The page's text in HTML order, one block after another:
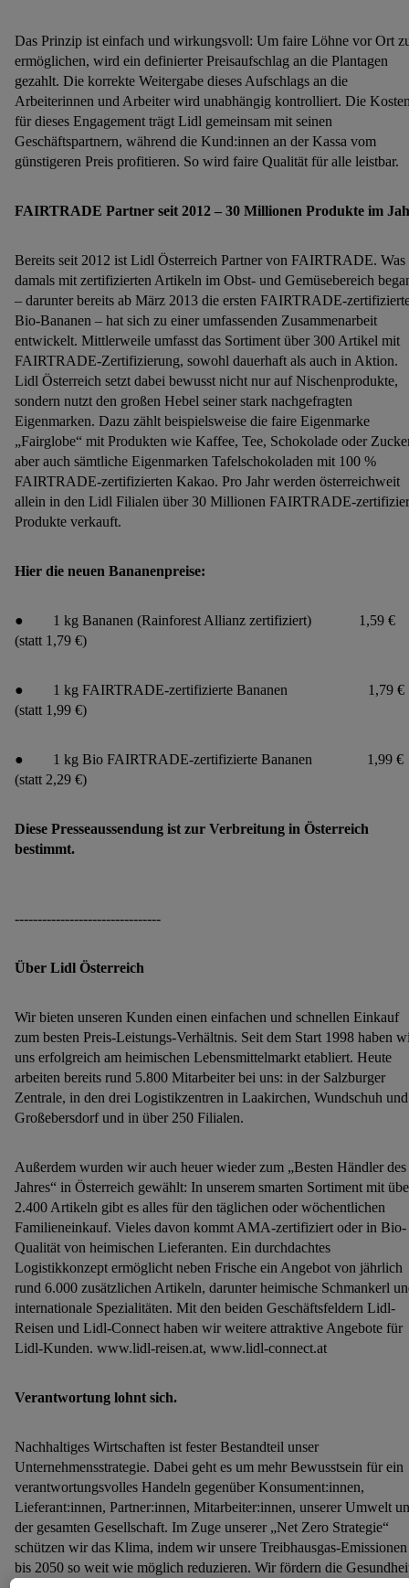
Das Prinzip ist einfach und wirkungsvoll: Um faire Löhne vor Ort
ermöglichen, wird ein definierter Preisaufschlag an die Plantagen
gezahlt. Die korrekte Weitergabe dieses Aufschlags an die
Arbeiterinnen und Arbeiter wird unabhängig kontrolliert. Die
für dieses Engagement trägt Lidl gemeinsam mit seinen
Geschäftspartnern, während die Kund:innen an der Kassa vom
günstigeren Preis profitieren. So wird faire Qualität für alle leistbar.
FAIRTRADE Partner seit 2012 – 30 Millionen Produkte im
Bereits seit 2012 ist Lidl Österreich Partner von FAIRTRADE. Was
damals mit zertifizierten Artikeln im Obst- und Gemüsebereich
– darunter bereits ab März 2013 die ersten FAIRTRADE-
Bio-Bananen – hat sich zu einer umfassenden Zusammenarbeit
entwickelt. Mittlerweile umfasst das Sortiment über 300 Artikel mit
FAIRTRADE-Zertifizierung, sowohl dauerhaft als auch in Aktion.
Lidl Österreich setzt dabei bewusst nicht nur auf Nischenprodukte,
sondern nutzt den großen Hebel seiner stark nachgefragten
Eigenmarken. Dazu zählt beispielsweise die faire Eigenmarke
„Fairglobe“ mit Produkten wie Kaffee, Tee, Schokolade oder
aber auch sämtliche Eigenmarken Tafelschokoladen mit 100 %
FAIRTRADE-zertifizierten Kakao. Pro Jahr werden österreichweit
allein in den Lidl Filialen über 30 Millionen FAIRTRADE-
Produkte verkauft.
Hier die neuen Bananenpreise:
● 1 kg Bananen (Rainforest Allianz zertifiziert) 1,59 €
(statt 1,79 €)
● 1 kg FAIRTRADE-zertifizierte Bananen 1,79 €
(statt 1,99 €)
● 1 kg Bio FAIRTRADE-zertifizierte Bananen 1,99 €
(statt 2,29 €)
Diese Presseaussendung ist zur Verbreitung in Österreich
bestimmt.
--------------------------------
Über Lidl Österreich
Wir bieten unseren Kunden einen einfachen und schnellen Einkauf
zum besten Preis-Leistungs-Verhältnis. Seit dem Start 1998 haben
uns erfolgreich am heimischen Lebensmittelmarkt etabliert. Heute
arbeiten bereits rund 5.800 Mitarbeiter bei uns: in der Salzburger
Zentrale, in den drei Logistikzentren in Laakirchen, Wundschuh und
Großebersdorf und in über 250 Filialen.
Außerdem wurden wir auch heuer wieder zum „Besten Händler des
Jahres“ in Österreich gewählt: In unserem smarten Sortiment mit
2.400 Artikeln gibt es alles für den täglichen oder wöchentlichen
Familieneinkauf. Vieles davon kommt AMA-zertifiziert oder in Bio-
Qualität von heimischen Lieferanten. Ein durchdachtes
Logistikkonzept ermöglicht neben Frische ein Angebot von jährlich
rund 6.000 zusätzlichen Artikeln, darunter heimische Schmankerl
internationale Spezialitäten. Mit den beiden Geschäftsfeldern Lidl-
Reisen und Lidl-Connect haben wir weitere attraktive Angebote für
Lidl-Kunden. www.lidl-reisen.at, www.lidl-connect.at
Verantwortung lohnt sich.
Nachhaltiges Wirtschaften ist fester Bestandteil unser
Unternehmensstrategie. Dabei geht es um mehr Bewusstsein für ein
verantwortungsvolles Handeln gegenüber Konsument:innen,
Lieferant:innen, Partner:innen, Mitarbeiter:innen, unserer Umwelt
der gesamten Gesellschaft. Im Zuge unserer „Net Zero Strategie“
schützen wir das Klima, indem wir unsere Treibhausgas-Emissionen
bis 2050 so weit wie möglich reduzieren. Wir fördern die